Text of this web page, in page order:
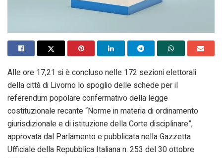
Alle ore 17,21 si è concluso nelle 172 sezioni elettorali
della città di Livorno lo spoglio delle schede per il
referendum popolare confermativo della legge
costituzionale recante “Norme in materia di ordinamento
giurisdizionale e di istituzione della Corte disciplinare”,
approvata dal Parlamento e pubblicata nella Gazzetta
Ufficiale della Repubblica Italiana n. 253 del 30 ottobre